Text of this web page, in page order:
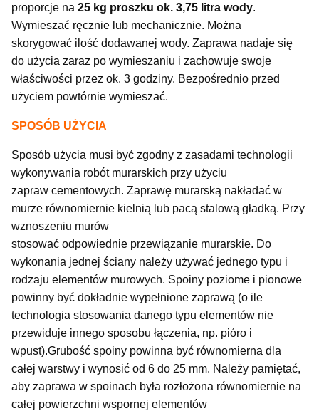
proporcje na 25 kg proszku ok. 3,75 litra wody.
Wymieszać ręcznie lub mechanicznie. Można
skorygować ilość dodawanej wody. Zaprawa nadaje się
do użycia zaraz po wymieszaniu i zachowuje swoje
właściwości przez ok. 3 godziny. Bezpośrednio przed
użyciem powtórnie wymieszać.
SPOSÓB UŻYCIA
Sposób użycia musi być zgodny z zasadami technologii
wykonywania robót murarskich przy użyciu
zapraw cementowych. Zaprawę murarską nakładać w
murze równomiernie kielnią lub pacą stalową gładką. Przy
wznoszeniu murów
stosować odpowiednie przewiązanie murarskie. Do
wykonania jednej ściany należy używać jednego typu i
rodzaju elementów murowych. Spoiny poziome i pionowe
powinny być dokładnie wypełnione zaprawą (o ile
technologia stosowania danego typu elementów nie
przewiduje innego sposobu łączenia, np. pióro i
wpust).Grubość spoiny powinna być równomierna dla
całej warstwy i wynosić od 6 do 25 mm. Należy pamiętać,
aby zaprawa w spoinach była rozłożona równomiernie na
całej powierzchni wspornej elementów